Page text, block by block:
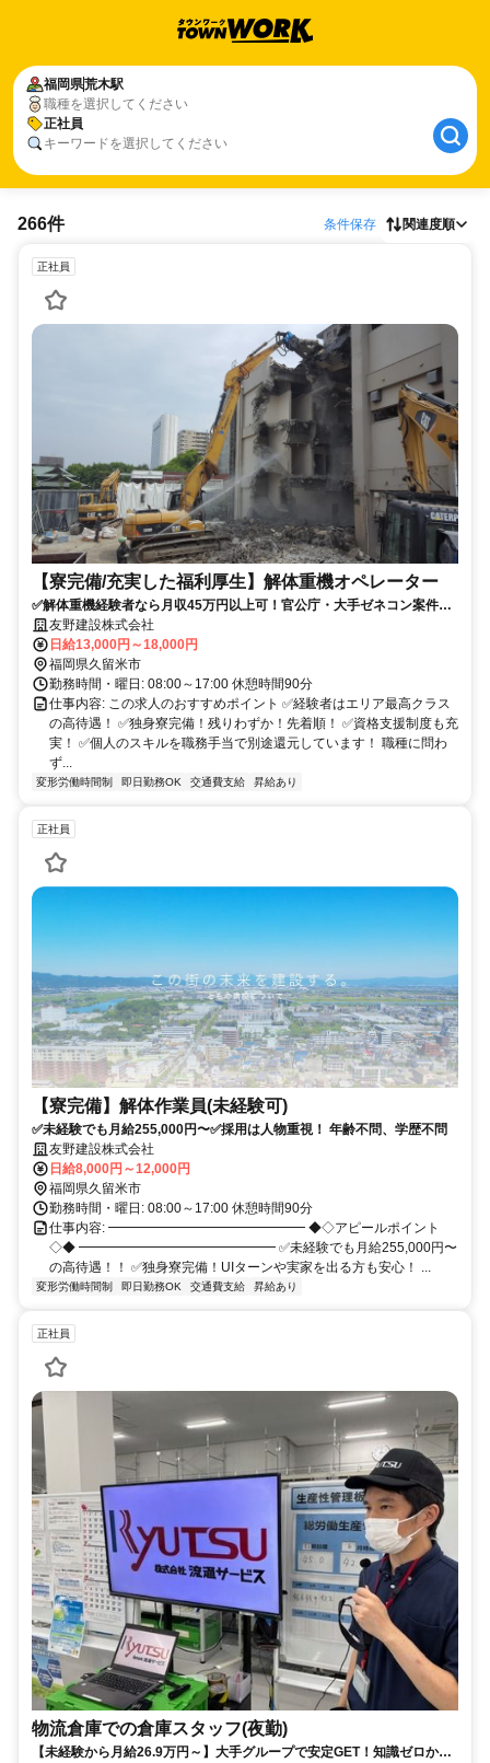
福岡県荒木駅
職種を選択してください
正社員
キーワードを選択してください
266件 条件保存 関連度順
正社員
【寮完備/充実した福利厚生】解体重機オペレーター
✅解体重機経験者なら月収45万円以上可！官公庁・大手ゼネコン案件多
数！独身寮あり！定員残り2名！✨
友野建設株式会社
日給13,000円～18,000円
福岡県久留米市
勤務時間・曜日: 08:00～17:00 休憩時間90分
仕事内容: この求人のおすすめポイント ✅経験者はエリア最高クラス
の高待遇！ ✅独身寮完備！残りわずか！先着順！ ✅資格支援制度も充
実！ ✅個人のスキルを職務手当で別途還元しています！ 職種に問わ
ず...
変形労働時間制 即日勤務OK 交通費支給 昇給あり
正社員
【寮完備】解体作業員(未経験可)
✅未経験でも月給255,000円〜✅採用は人物重視！ 年齢不問、学歴不問
友野建設株式会社
日給8,000円～12,000円
福岡県久留米市
勤務時間・曜日: 08:00～17:00 休憩時間90分
仕事内容: ━━━━━━━━━━━━━━━ ◆◇アピールポイント
◇◆ ━━━━━━━━━━━━━━━ ✅未経験でも月給255,000円〜
の高待遇！！ ✅独身寮完備！UIターンや実家を出る方も安心！ ...
変形労働時間制 即日勤務OK 交通費支給 昇給あり
正社員
物流倉庫での倉庫スタッフ(夜勤)
【未経験から月給26.9万円～】大手グループで安定GET！知識ゼロから